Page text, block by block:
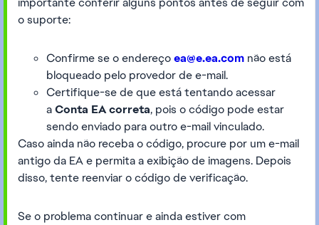
o suporte:
Confirme se o endereçoea@e.ea.com não está
bloqueado pelo provedor de e-mail.
Certifique-se de que está tentando acessar
aConta EA correta, pois o código pode estar
sendo enviado para outro e-mail vinculado.
Caso ainda não receba o código, procure por um e-mail
antigo da EA e permita a exibição de imagens. Depois
disso, tente reenviar o código de verificação.
Se o problema continuar e ainda estiver com